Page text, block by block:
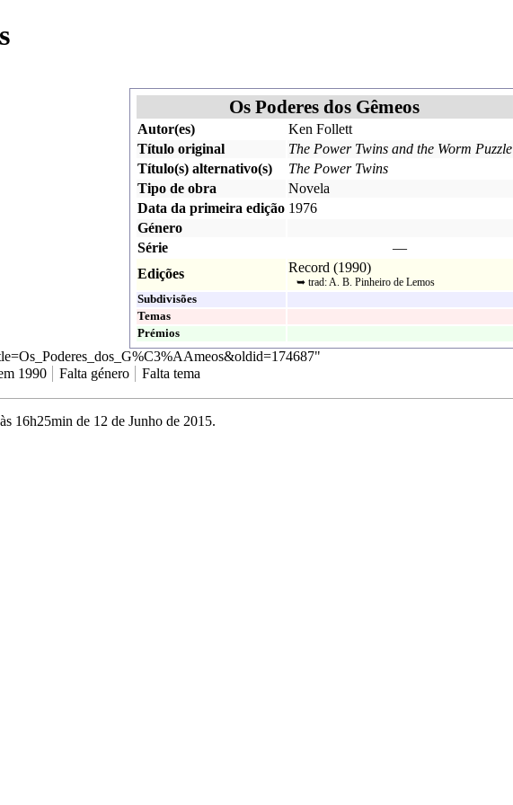
Os Poderes dos Gêmeos
Autor(es)
Ken Follett
Título original
The Power Twins and the Worm Puzzle
Título(s) alternativo(s)
The Power Twins
Tipo de obra
Novela
Data da primeira edição 1976
Género
Série
—
Edições
Record (1990)
➥ trad:A. B. Pinheiro de Lemos
Subdivisões
Temas
Prémios
"
1990 Falta género Falta tema
16h25min de 12 de Junho de 2015.